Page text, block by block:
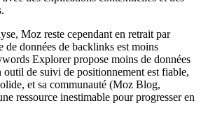
Moz reste cependant en retrait par
de données de backlinks est moins
Explorer propose moins de données
outil de suivi de positionnement est fiable,
et sa communauté (Moz Blog,
ressource inestimable pour progresser en